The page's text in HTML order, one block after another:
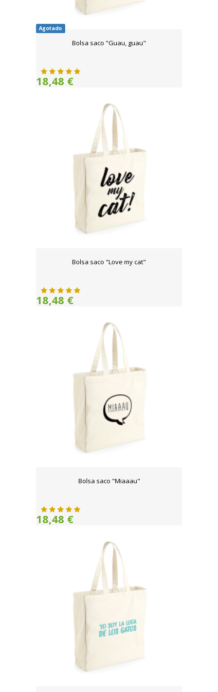
Agotado
Bolsa saco "Guau, guau"
18,48 €
Bolsa saco "Love my cat"
18,48 €
Bolsa saco "Miaaau"
18,48 €